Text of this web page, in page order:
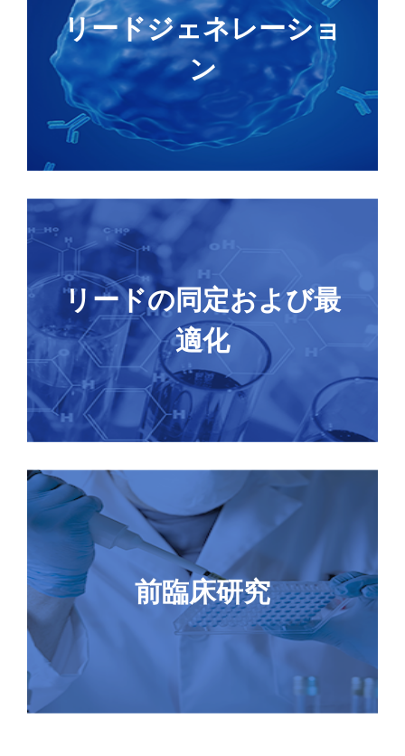
リードジェネレーショ
ン
GenExact™ ssDNAによるトランスジェニックモ
デル作製
MonoRab™-B細胞クローニング
アップグレード
Beacon-シングルB細胞ソーティング アップグレード
抗体シークエンシング（サンガーおよびNGS）
ップグレード
リードの同定および最
適化
CRISPRを介した細胞エンジニアリング
GenTitanオリゴプール合成New
高精度変異体ライブラリー
TurboCHO™ハイスループット/エクスプレスタン
パク生産
New
CellPower™アッセイ細胞株構築
前臨床研究
抗イディオタイプ抗体開発 New
TurboCHO™ハイパフォーマンスタンパク生産
New
カスタムELISAキット構築- 薬物動態/ADA/HCP